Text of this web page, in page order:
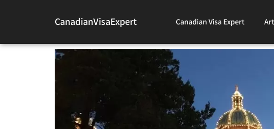
CanadianVisaExpert Canadian Visa Expert